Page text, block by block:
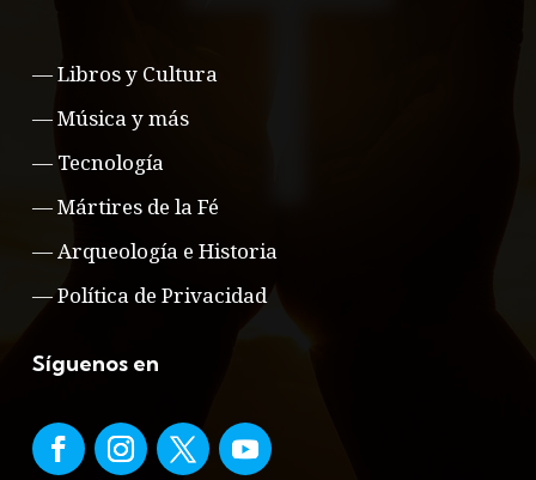
—Libros y Cultura
—Música y más
— Tecnología
—Mártires de la Fé
—Arqueología e Historia
—Política de Privacidad
Síguenos en